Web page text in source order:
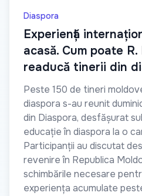
Diaspora
Experiență
acasă. Cum poate
readucă tinerii din
Peste 150 de tineri
diaspora s-au reunit
din Diaspora, desfășurat
educație în diaspora la o
Participanții au discutat
revenire în Republica
schimbările necesare
experiența acumulate